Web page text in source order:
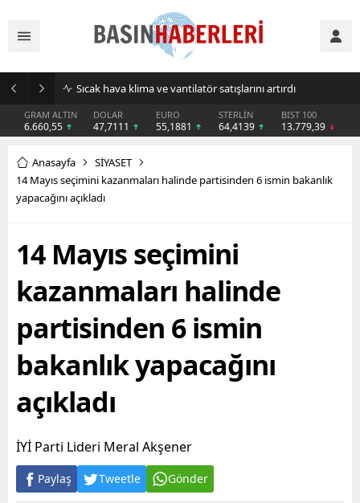
Sıcak hava klima ve vantilatör satışlarını artırdı
GRAM ALTIN
6.660,55
DOLAR
47,7111
EURO
55,1881
STERLİN
64,4139
BIST 100
13.779,39
Anasayfa
SİYASET
14 Mayıs seçimini kazanmaları halinde partisinden 6 ismin bakanlık
yapacağını açıkladı
14 Mayıs seçimini
kazanmaları halinde
partisinden 6 ismin
bakanlık yapacağını
açıkladı
İYİ Parti Lideri Meral Akşener
Paylaş Tweetle Gönder